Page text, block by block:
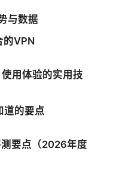
与数据
的VPN
用体验的实用技
道的要点
要点（2026年度